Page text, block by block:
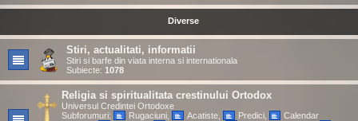
Diverse
Stiri, actualitati, informatii
Stiri si barfe din viata interna si internationala
Subiecte: 1078
Religia si spiritualitata crestinului Ortodox
Universul Credintei Ortodoxe
Subforumuri:
Rugaciuni, Acatiste, Predici,
Calendar